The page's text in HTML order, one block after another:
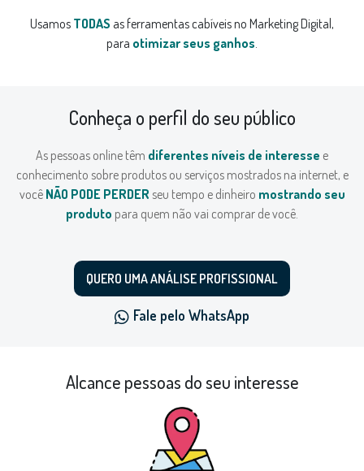
Usamos TODAS as ferramentas cabíveis no Marketing Digital,
para otimizar seus ganhos
Conheça o perfil do seu público
As pessoas online têm diferentes níveis de interesse e
conhecimento sobre produtos ou serviços mostrados na internet, e
você NÃO PODE PERDER seu tempo e dinheiro mostrando seu
produto para quem não vai comprar de você.
QUERO UMA ANÁLISE PROFISSIONAL
Fale pelo WhatsApp
Alcance pessoas do seu interesse